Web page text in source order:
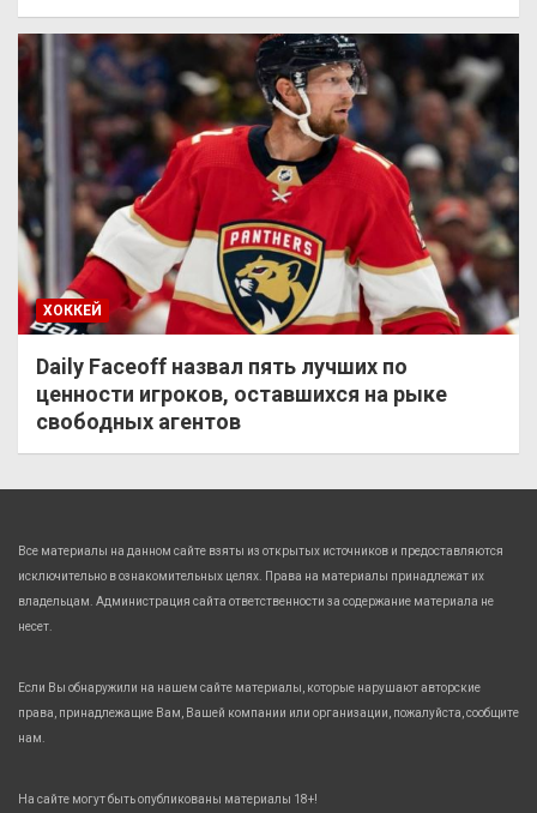
ХОККЕЙ
Daily Faceoff назвал пять лучших по
ценности игроков, оставшихся на рыке
свободных агентов
Все материалы на данном сайте взяты из открытых источников и предоставляются
исключительно в ознакомительных целях. Права на материалы принадлежат их
владельцам. Администрация сайта ответственности за содержание материала не
несет.
Если Вы обнаружили на нашем сайте материалы, которые нарушают авторские
права, принадлежащие Вам, Вашей компании или организации, пожалуйста, сообщите
нам.
На сайте могут быть опубликованы материалы 18+!